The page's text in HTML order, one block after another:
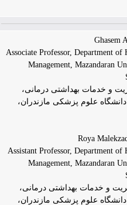
Associate Professor, Department
Management, Mazandaran
و خدمات بهداشتی درمانی،
علوم پزشکی مازندران،
Assistant Professor, Department
Management, Mazandaran
و خدمات بهداشتی درمانی،
علوم پزشکی مازندران،